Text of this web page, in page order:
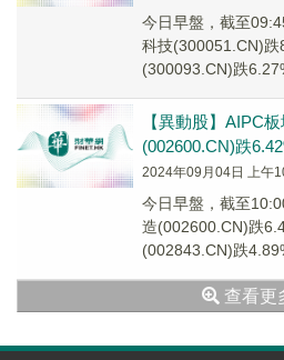
今日早盤，截至
科技(300051.CN)
(300093.CN)跌
【異動股】AIPC
(002600.CN)跌
2024年09月04日 上午
今日早盤，截至
造(002600.CN)跌
(002843.CN)跌
查看更